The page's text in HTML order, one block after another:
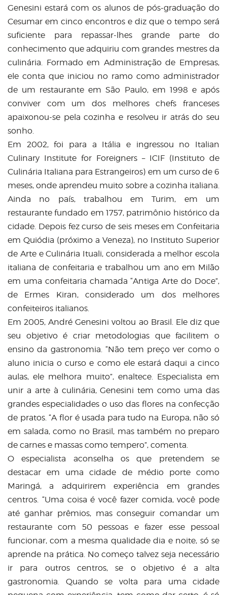
Genesini estará com os alunos de pós-graduação do
Cesumar em cinco encontros e diz que o tempo será
suficiente para repassar-lhes grande parte do
conhecimento que adquiriu com grandes mestres da
culinária. Formado em Administração de Empresas,
ele conta que iniciou no ramo como administrador
de um restaurante em São Paulo, em 1998 e após
conviver com um dos melhores chefs franceses
apaixonou-se pela cozinha e resolveu ir atrás do seu
sonho.
Em 2002, foi para a Itália e ingressou no Italian
Culinary Institute for Foreigners – ICIF (Instituto de
Culinária Italiana para Estrangeiros) em um curso de 6
meses, onde aprendeu muito sobre a cozinha italiana.
Ainda no país, trabalhou em Turim, em um
restaurante fundado em 1757, patrimônio histórico da
cidade. Depois fez curso de seis meses em Confeitaria
em Quiódia (próximo a Veneza), no Instituto Superior
de Arte e Culinária Ituali, considerada a melhor escola
italiana de confeitaria e trabalhou um ano em Milão
em uma confeitaria chamada “Antiga Arte do Doce”,
de Ermes Kiran, considerado um dos melhores
confeiteiros italianos.
Em 2005, André Genesini voltou ao Brasil. Ele diz que
seu objetivo é criar metodologias que facilitem o
ensino da gastronomia. “Não tem preço ver como o
aluno inicia o curso e como ele estará daqui a cinco
aulas, ele melhora muito”, enaltece. Especialista em
unir a arte à culinária, Genesini tem como uma das
grandes especialidades o uso das flores na confecção
de pratos. “A flor é usada para tudo na Europa, não só
em salada, como no Brasil, mas também no preparo
de carnes e massas como tempero”, comenta.
O especialista aconselha os que pretendem se
destacar em uma cidade de médio porte como
Maringá, a adquirirem experiência em grandes
centros. “Uma coisa é você fazer comida, você pode
até ganhar prêmios, mas conseguir comandar um
restaurante com 50 pessoas e fazer esse pessoal
funcionar, com a mesma qualidade dia e noite, só se
aprende na prática. No começo talvez seja necessário
ir para outros centros, se o objetivo é a alta
gastronomia. Quando se volta para uma cidade